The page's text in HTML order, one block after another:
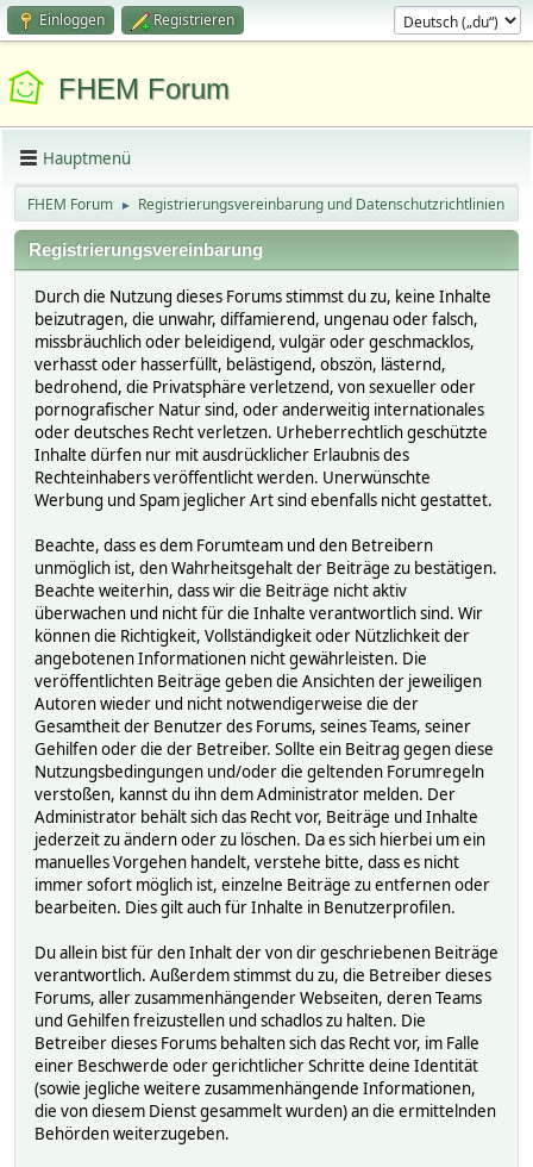
Einloggen Registrieren
FHEM Forum
Hauptmenü
FHEM Forum ► Registrierungsvereinbarung und Datenschutzrichtlinien
Registrierungsvereinbarung
Durch die Nutzung dieses Forums stimmst du zu, keine Inhalte
beizutragen, die unwahr, diffamierend, ungenau oder falsch,
missbräuchlich oder beleidigend, vulgär oder geschmacklos,
verhasst oder hasserfüllt, belästigend, obszön, lästernd,
bedrohend, die Privatsphäre verletzend, von sexueller oder
pornografischer Natur sind, oder anderweitig internationales
oder deutsches Recht verletzen. Urheberrechtlich geschützte
Inhalte dürfen nur mit ausdrücklicher Erlaubnis des
Rechteinhabers veröffentlicht werden. Unerwünschte
Werbung und Spam jeglicher Art sind ebenfalls nicht gestattet.
Beachte, dass es dem Forumteam und den Betreibern
unmöglich ist, den Wahrheitsgehalt der Beiträge zu bestätigen.
Beachte weiterhin, dass wir die Beiträge nicht aktiv
überwachen und nicht für die Inhalte verantwortlich sind. Wir
können die Richtigkeit, Vollständigkeit oder Nützlichkeit der
angebotenen Informationen nicht gewährleisten. Die
veröffentlichten Beiträge geben die Ansichten der jeweiligen
Autoren wieder und nicht notwendigerweise die der
Gesamtheit der Benutzer des Forums, seines Teams, seiner
Gehilfen oder die der Betreiber. Sollte ein Beitrag gegen diese
Nutzungsbedingungen und/oder die geltenden Forumregeln
verstoßen, kannst du ihn dem Administrator melden. Der
Administrator behält sich das Recht vor, Beiträge und Inhalte
jederzeit zu ändern oder zu löschen. Da es sich hierbei um ein
manuelles Vorgehen handelt, verstehe bitte, dass es nicht
immer sofort möglich ist, einzelne Beiträge zu entfernen oder
bearbeiten. Dies gilt auch für Inhalte in Benutzerprofilen.
Du allein bist für den Inhalt der von dir geschriebenen Beiträge
verantwortlich. Außerdem stimmst du zu, die Betreiber dieses
Forums, aller zusammenhängender Webseiten, deren Teams
und Gehilfen freizustellen und schadlos zu halten. Die
Betreiber dieses Forums behalten sich das Recht vor, im Falle
einer Beschwerde oder gerichtlicher Schritte deine Identität
(sowie jegliche weitere zusammenhängende Informationen,
die von diesem Dienst gesammelt wurden) an die ermittelnden
Behörden weiterzugeben.